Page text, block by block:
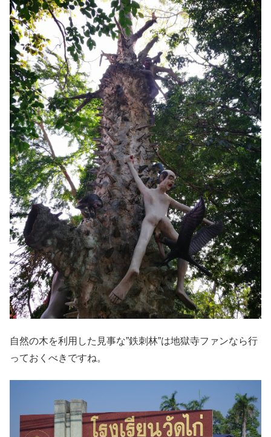
自然の木を利用した見事な”鉄刺林”は地獄寺ファンなら行
っておくべきですね。